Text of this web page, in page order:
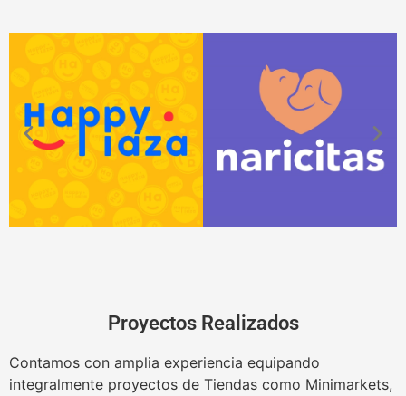
Proyectos Realizados
Contamos con amplia experiencia equipando
integralmente proyectos de Tiendas como Minimarkets,